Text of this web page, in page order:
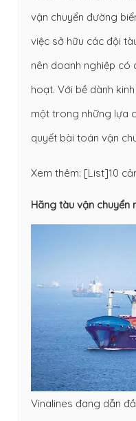
vận chuyển đường
việc sở hữu các đội
nên doanh nghiệp có
hoạt. Với bề dành
một trong những lựa
quyết bài toán vận
Xem thêm: [List]10
Hãng tàu vận chuyển
Vinalines đang dẫn